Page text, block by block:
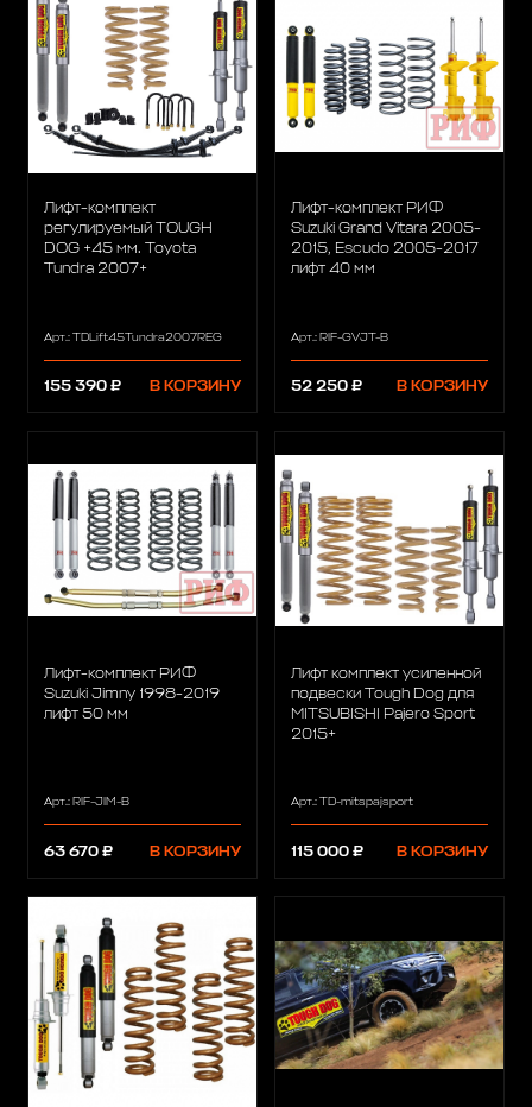
Лифт-комплект
регулируемый TOUGH
DOG +45 мм. Toyota
Tundra 2007+
Арт.: TDLift45Tundra2007REG
155 390 ₽ В КОРЗИНУ
Лифт-комплект РИФ
Suzuki Grand Vitara 2005-
2015, Escudo 2005-2017
лифт 40 мм
Арт.: RIF-GVJT-B
52 250 ₽ В КОРЗИНУ
Лифт-комплект РИФ
Suzuki Jimny 1998-2019
лифт 50 мм
Арт.: RIF-JIM-B
63 670 ₽ В КОРЗИНУ
Лифт комплект усиленной
подвески Tough Dog для
MITSUBISHI Pajero Sport
2015+
Арт.: TD-mitspajsport
115 000 ₽ В КОРЗИНУ